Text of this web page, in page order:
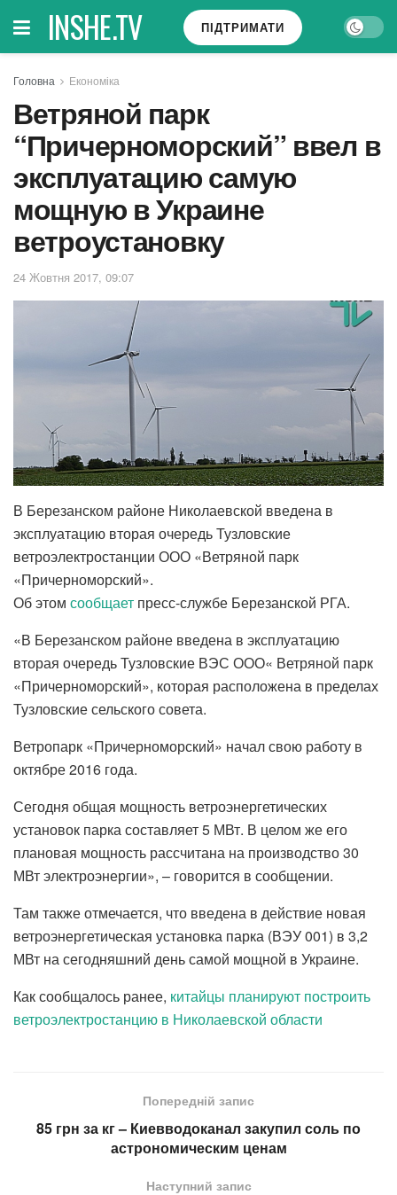
INSHE.TV ПІДТРИМАТИ
Головна Економіка
Ветряной парк
“Причерноморский” ввел в
эксплуатацию самую
мощную в Украине
ветроустановку
24 Жовтня 2017, 09:07
В Березанском районе Николаевской введена в
эксплуатацию вторая очередь Тузловские
ветроэлектростанции ООО «Ветряной парк
«Причерноморский».
Об этом сообщает пресс-службе Березанской РГА.
«В Березанском районе введена в эксплуатацию
вторая очередь Тузловские ВЭС ООО« Ветряной парк
«Причерноморский», которая расположена в пределах
Тузловские сельского совета.
Ветропарк «Причерноморский» начал свою работу в
октябре 2016 года.
Сегодня общая мощность ветроэнергетических
установок парка составляет 5 МВт. В целом же его
плановая мощность рассчитана на производство 30
МВт электроэнергии», – говорится в сообщении.
Там также отмечается, что введена в действие новая
ветроэнергетическая установка парка (ВЭУ 001) в 3,2
МВт на сегодняшний день самой мощной в Украине.
Как сообщалось ранее, китайцы планируют построить
ветроэлектростанцию в Николаевской области
Попередній запис
85 грн за кг – Киевводоканал закупил соль по
астрономическим ценам
Наступний запис